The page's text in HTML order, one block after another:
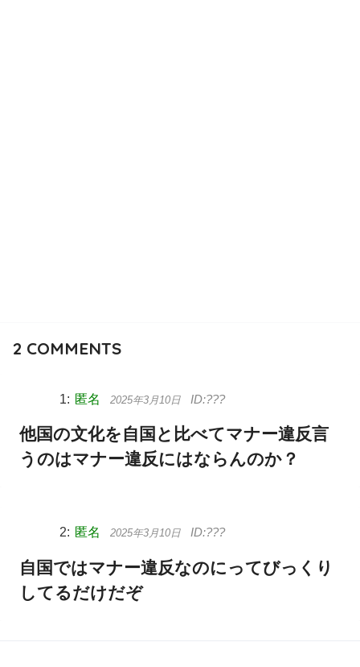
2 COMMENTS
匿名 2025年3月10日
他国の文化を自国と比べてマナー違反言
うのはマナー違反にはならんのか？
匿名 2025年3月10日
自国ではマナー違反なのにってびっくり
してるだけだぞ